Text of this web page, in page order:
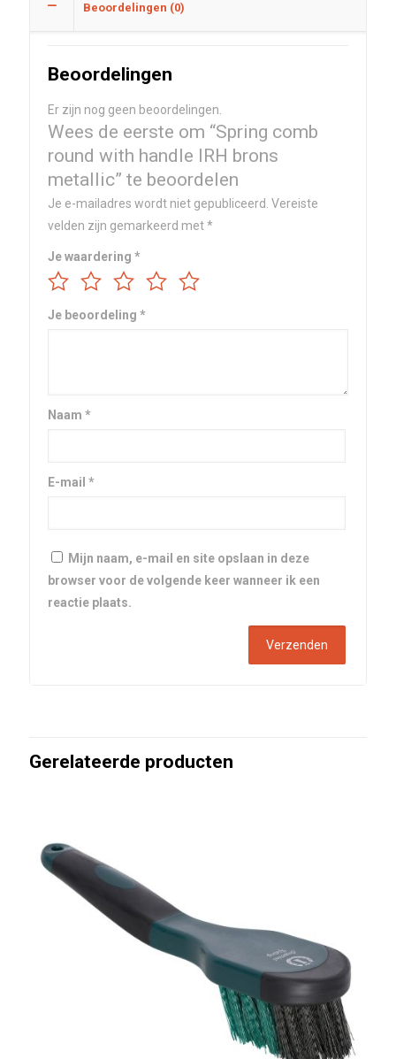
Beoordelingen (0)
Beoordelingen
Er zijn nog geen beoordelingen.
Wees de eerste om “Spring comb
round with handle IRH brons
metallic” te beoordelen
Je e-mailadres wordt niet gepubliceerd. Vereiste
velden zijn gemarkeerd met*
Je waardering *
Je beoordeling *
Naam *
E-mail *
Mijn naam, e-mail en site opslaan in deze
browser voor de volgende keer wanneer ik een
reactie plaats.
Gerelateerde producten